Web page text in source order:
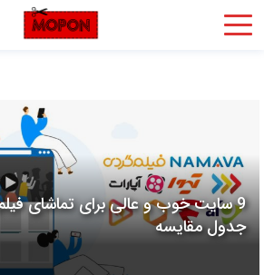
اشتراک
از
روش‌های
زیر
می‌توانید
9 سایت خوب و عالی برای تماشای
جدول مقایسه